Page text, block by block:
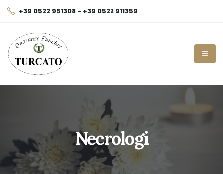
+39 0522 951308 - +39 0522 911359
Necrologi